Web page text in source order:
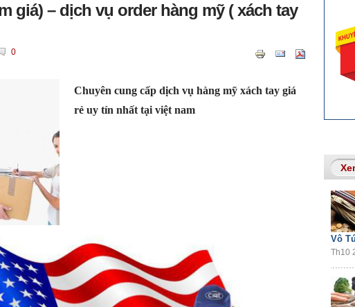
giá) – dịch vụ order hàng mỹ ( xách tay
0
Chuyên cung cấp dịch vụ hàng mỹ xách tay giá
rẻ uy tín nhất tại việt nam
Vô
Th10